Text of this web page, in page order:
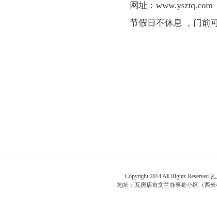
网址： www.ysztq.com
节假日不休息 ，门前
Copyright 2014 All Rights Reserved
地址： 瓦房店市文兰办事处小区（西